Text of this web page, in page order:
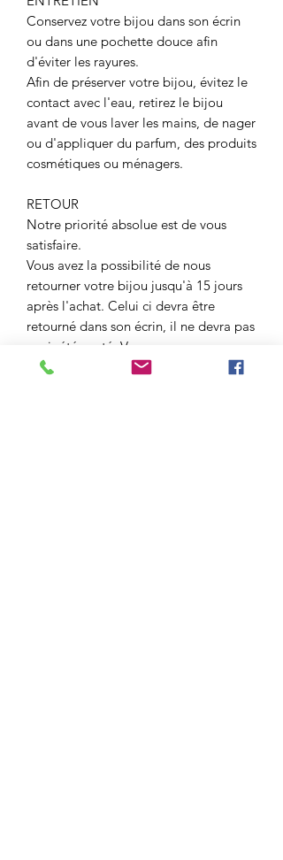
Conservez votre bijou dans son écrin
ou dans une pochette douce afin
d'éviter les rayures.
Afin de préserver votre bijou, évitez le
contact avec l'eau, retirez le bijou
avant de vous laver les mains, de nager
ou d'appliquer du parfum, des produits
cosmétiques ou ménagers.
RETOUR
Notre priorité absolue est de vous
satisfaire.
Vous avez la possibilité de nous
retourner votre bijou jusqu'à 15 jours
après l'achat. Celui ci devra être
retourné dans son écrin, il ne devra pas
avoir été porté. Vous pourrez nous
demander une échange ou un